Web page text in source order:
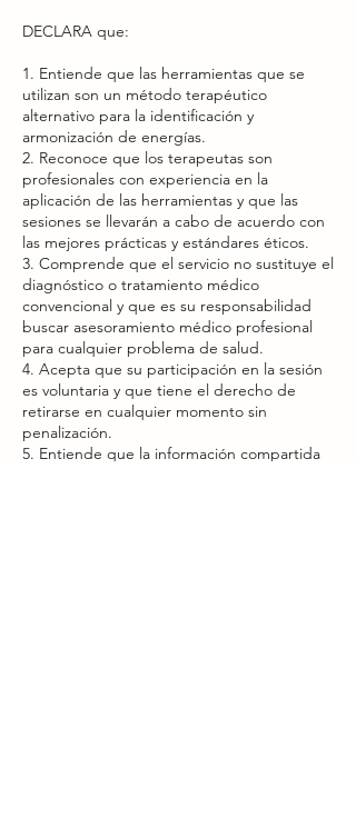
DECLARA que:
1. Entiende que las herramientas que se
utilizan son un método terapéutico
alternativo para la identificación y
armonización de energías.
2. Reconoce que los terapeutas son
profesionales con experiencia en la
aplicación de las herramientas y que las
sesiones se llevarán a cabo de acuerdo con
las mejores prácticas y estándares éticos.
3. Comprende que el servicio no sustituye el
diagnóstico o tratamiento médico
convencional y que es su responsabilidad
buscar asesoramiento médico profesional
para cualquier problema de salud.
4. Acepta que su participación en la sesión
es voluntaria y que tiene el derecho de
retirarse en cualquier momento sin
penalización.
5. Entiende que la información compartida